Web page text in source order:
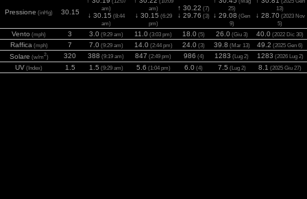
Pressione (inHg) 30.15
am)
↓ 30.15 (8:44
am)
am)
↓ 30.15 (6:29
pm)
↑ 30.22 (7)
↓ 29.76 (3)
25)
↓ 29.08 (Gen
9)
13)
↓ 28.70(2023 Nov
5)
Vento (mph) 3 3.0(9:29 am) 11.0 (3:03 pm) 18.0 (5) 26.0(Giu 3) 40.0 (2022 Dic 30)
Raffica(mph) 7 7.0(9:29 am) 14.0(2:44 pm) 24.0 (3) 39.8 (Mar 13) 49.2 (2025 Gen 6)
Solare (w/m2) 320 388 (9:19 am) 847 (2:49 pm) 986 (4) 1283 (Lug 2) 1283 (2026 Lug 2)
UV (Index) 1.5 1.5 (9:29 am) 5.6 (1:04 pm) 6.0 (4) 7.5 (Lug 2) 8.1 (2025 Giu 27)